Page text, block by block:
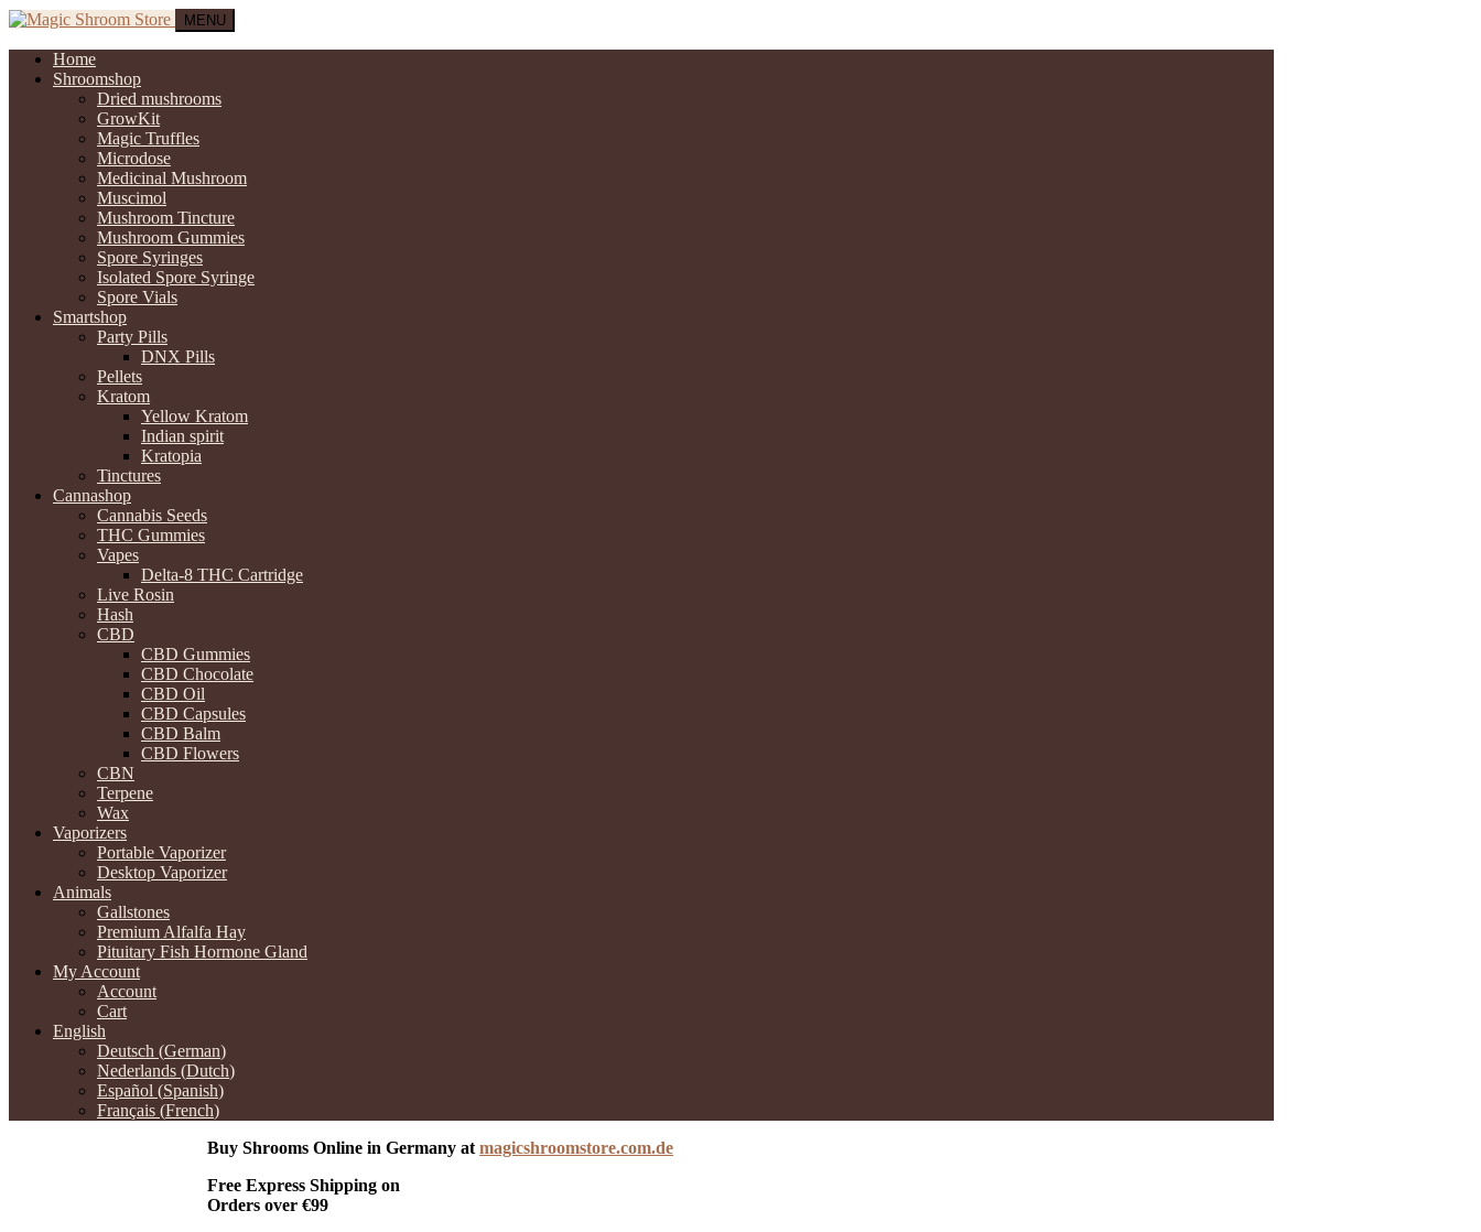
MENU
Home
Shroomshop
Dried mushrooms
GrowKit
Magic Truffles
Microdose
Medicinal Mushroom
Muscimol
Mushroom Tincture
Mushroom Gummies
Spore Syringes
Isolated Spore Syringe
Spore Vials
Smartshop
Party Pills
DNX Pills
Pellets
Kratom
Yellow Kratom
Indian spirit
Kratopia
Tinctures
Cannashop
Cannabis Seeds
THC Gummies
Vapes
Delta-8 THC Cartridge
Live Rosin
Hash
CBD
CBD Gummies
CBD Chocolate
CBD Oil
CBD Capsules
CBD Balm
CBD Flowers
CBN
Terpene
Wax
Vaporizers
Portable Vaporizer
Desktop Vaporizer
Animals
Gallstones
Premium Alfalfa Hay
Pituitary Fish Hormone Gland
My Account
Account
Cart
English
Deutsch (German)
Nederlands (Dutch)
Español (Spanish)
Français (French)
Buy Shrooms Online in Germany at magicshroomstore.com.de
Free Express Shipping on
Orders over €99